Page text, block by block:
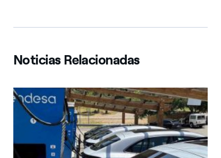
Noticias Relacionadas